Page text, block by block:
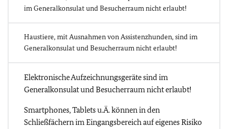
im Generalkonsulat und Besucherraum nicht erlaubt!
Haustiere, mit Ausnahmen von Assistenzhunden, sind im
Generalkonsulat und Besucherraum nicht erlaubt!
Elektronische Aufzeichnungsgeräte sind im
Generalkonsulat und Besucherraum nicht erlaubt!
Smartphones, Tablets u.Ä. können in den
Schließfächern im Eingangsbereich auf eigenes Risiko